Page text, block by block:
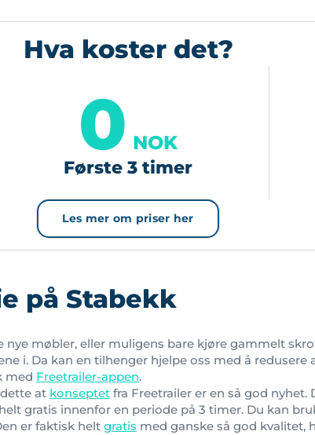
Hva koster det?
0 NOK
Første 3 timer
Les mer om priser her
på Stabekk
nye møbler, eller muligens bare kjøre gammelt
i. Da kan en tilhenger hjelpe oss med å redusere
med Freetrailer-appen.
at konseptet fra Freetrailer er en så god nyhet.
gratis innenfor en periode på 3 timer. Du kan
er faktisk helt gratis med ganske så god kvalitet,